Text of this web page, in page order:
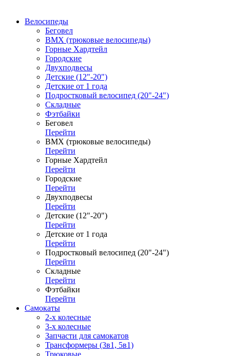
Велосипеды
Беговел
ВМХ (трюковые велосипеды)
Горные Хардтейл
Городские
Двухподвесы
Детские (12"-20")
Детские от 1 года
Подростковый велосипед (20"-24")
Складные
Фэтбайки
Беговел
Перейти
ВМХ (трюковые велосипеды)
Перейти
Горные Хардтейл
Перейти
Городские
Перейти
Двухподвесы
Перейти
Детские (12"-20")
Перейти
Детские от 1 года
Перейти
Подростковый велосипед (20"-24")
Перейти
Складные
Перейти
Фэтбайки
Перейти
Самокаты
2-х колесные
3-х колесные
Запчасти для самокатов
Трансформеры (3в1, 5в1)
Трюковые